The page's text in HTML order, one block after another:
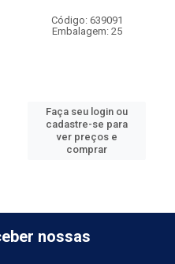
Código: 639091
Embalagem: 25
Faça seu login ou
cadastre-se para
ver preços e
comprar
nossas